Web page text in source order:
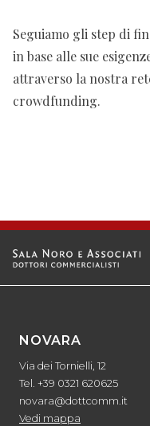
Seguiamo gli step di
in base alle sue
attraverso la nostra
crowdfunding.
NOVARA
Via dei Tornielli, 12
Tel. +39 0321 620625
novara@dottcomm.it
Vedi mappa